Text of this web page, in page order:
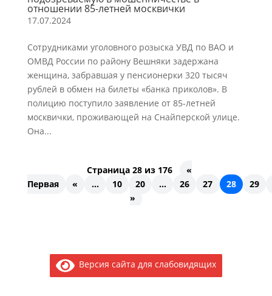
отношении 85-летней москвички
17.07.2024
Сотрудниками уголовного розыска УВД по ВАО и
ОМВД России по району Вешняки задержана
женщина, забравшая у пенсионерки 320 тысяч
рублей в обмен на билеты «банка приколов». В
полицию поступило заявление от 85-летней
москвички, проживающей на Снайперской улице.
Она...
Страница 28 из 176
«
Первая
« ... 10 20 ... 26 27 28
29
»
Версия сайта для слабовидящих